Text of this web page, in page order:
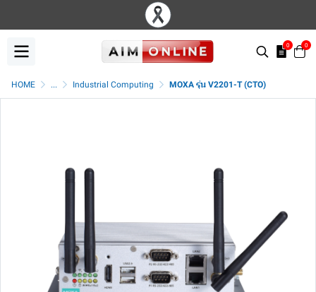
0 0
HOME ... Industrial Computing MOXA รุ่น V2201-T (CTO)